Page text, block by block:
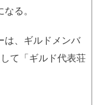
る。
は、ギルドメンバ
て「ギルド代表荘